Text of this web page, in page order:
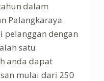
dalam
Palangkaraya
pelanggan dengan
satu
anda dapat
mulai dari 250